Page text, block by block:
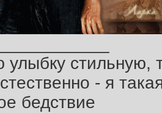
стильную,
- я
бедствие